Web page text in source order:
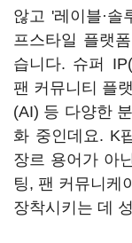
않고 '레이블·솔
프스타일 플랫
습니다. 슈퍼
팬 커뮤니티 플
(AI) 등 다양한
화 중인데요. K
장르 용어가 아
팅, 팬 커뮤니케
장착시키는 데